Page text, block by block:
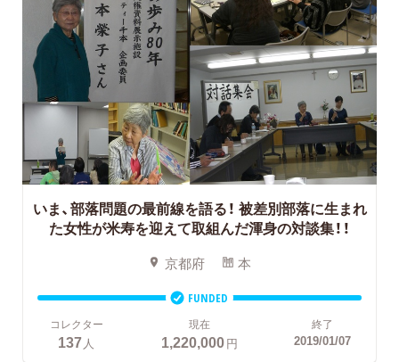
いま、部落問題の最前線を語る！ 被差別部落に生まれ
た女性が米寿を迎えて取組んだ渾身の対談集！！
京都府 本
FUNDED
コレクター
137人
現在
1,220,000円
終了
2019/01/07